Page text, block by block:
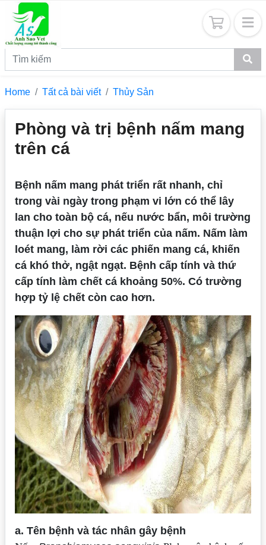
Home Tất cả bài viết Thủy Sản
Phòng và trị bệnh nấm mang
trên cá
Bệnh nấm mang phát triển rất nhanh, chỉ
trong vài ngày trong phạm vi lớn có thể lây
lan cho toàn bộ cá, nếu nước bẩn, môi trường
thuận lợi cho sự phát triển của nấm. Nấm làm
loét mang, làm rời các phiến mang cá, khiến
cá khó thở, ngật ngạt. Bệnh cấp tính và thứ
cấp tính làm chết cá khoảng 50%. Có trường
hợp tỷ lệ chết còn cao hơn.
a. Tên bệnh và tác nhân gây bệnh